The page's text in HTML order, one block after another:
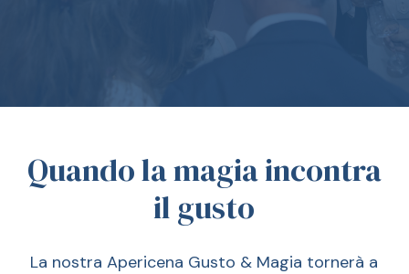
Quandolamagiaincontra
il gusto
La nostra Apericena Gusto & Magia tornerà a